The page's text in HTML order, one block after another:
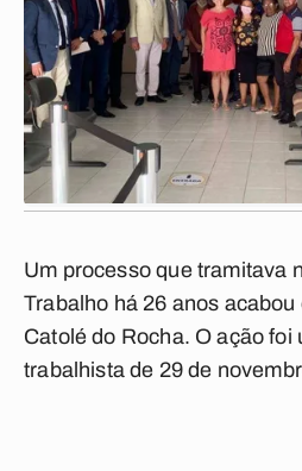
Um processo que tramitava
Trabalho há 26 anos
Catolé do Rocha. O ação foi
trabalhista de 29 de